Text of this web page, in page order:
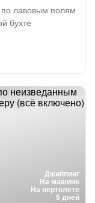
лавовым полям
бухте
Джиппинг
На машине
На вертолёте
5 дней